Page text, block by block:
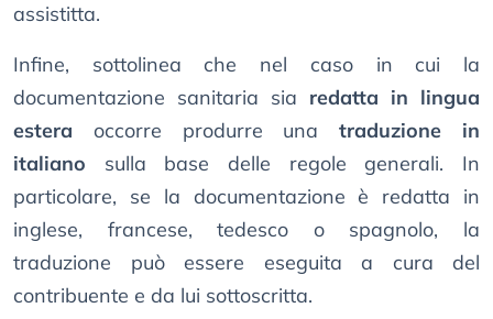
assistitta.
Infine, sottolinea che nel caso in cui la
documentazione sanitaria sia redatta in lingua
estera occorre produrre unatraduzione in
italiano sulla base delle regole generali. In
particolare, se la documentazione è redatta in
inglese, francese, tedesco o spagnolo, la
traduzione può essere eseguita a cura del
contribuente e da lui sottoscritta.